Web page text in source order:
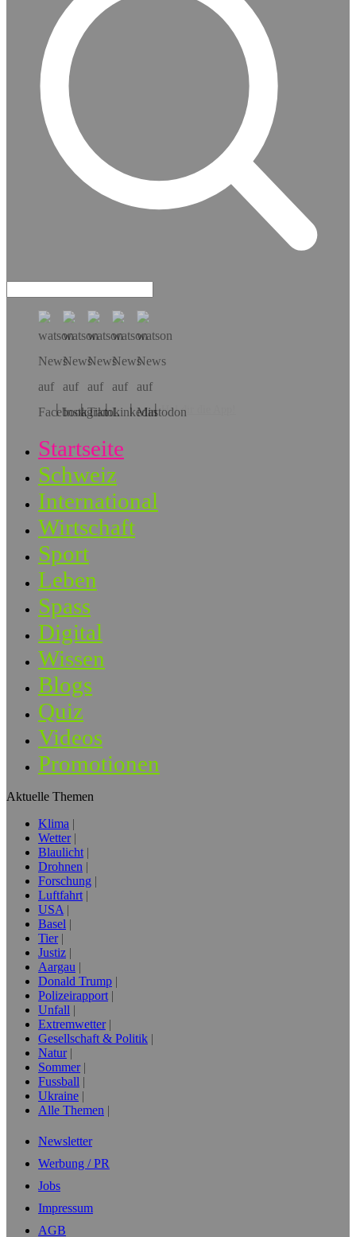
Hol dir die App!
Startseite
Schweiz
International
Wirtschaft
Sport
Leben
Spass
Digital
Wissen
Blogs
Quiz
Videos
Promotionen
Aktuelle Themen
Klima
Wetter
Blaulicht
Drohnen
Forschung
Luftfahrt
USA
Basel
Tier
Justiz
Aargau
Donald Trump
Polizeirapport
Unfall
Extremwetter
Gesellschaft & Politik
Natur
Sommer
Fussball
Ukraine
Alle Themen
Newsletter
Werbung / PR
Jobs
Impressum
AGB